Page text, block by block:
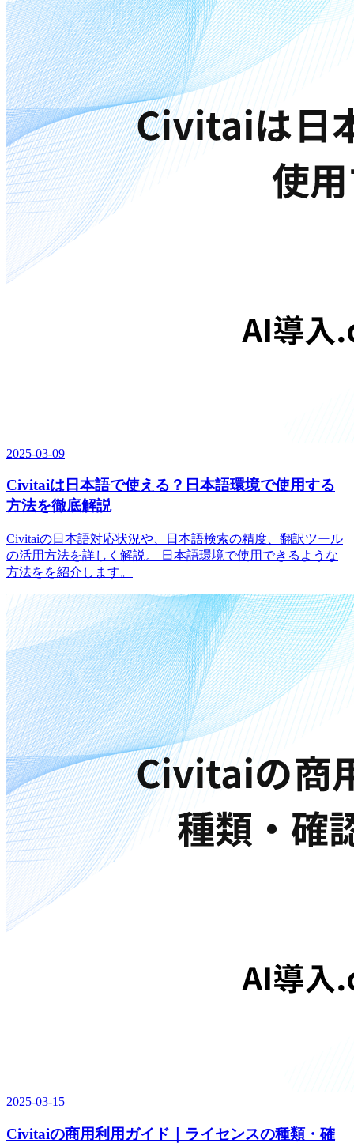
2025-03-09
Civitaiは日本語で使える？日本語環境で使用する
方法を徹底解説
Civitaiの日本語対応状況や、日本語検索の精度、翻訳ツール
の活用方法を詳しく解説。 日本語環境で使用できるような
方法をを紹介します。
2025-03-15
Civitaiの商用利用ガイド｜ライセンスの種類・確